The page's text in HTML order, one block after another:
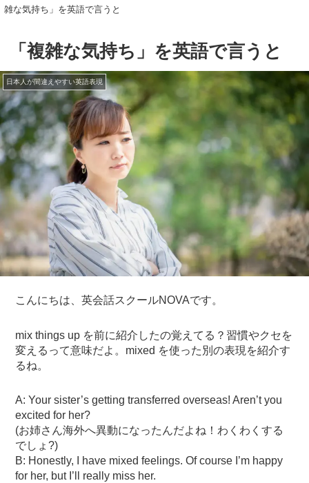
雑な気持ち」を英語で言うと
「複雑な気持ち」を英語で言うと
日本人が間違えやすい英語表現
こんにちは、英会話スクールNOVAです。
mix things up を前に紹介したの覚えてる？習慣やクセを
変えるって意味だよ。mixed を使った別の表現を紹介す
るね。
A: Your sister’s getting transferred overseas! Aren’t you
excited for her?
(お姉さん海外へ異動になったんだよね！わくわくする
でしょ?)
B: Honestly, I have mixed feelings. Of course I’m happy
for her, but I’ll really miss her.